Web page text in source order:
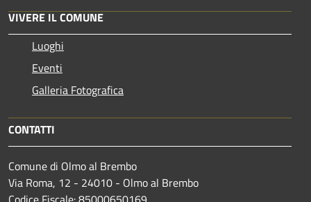
VIVERE IL COMUNE
Luoghi
Eventi
Galleria Fotografica
CONTATTI
Comune di Olmo al Brembo
Via Roma, 12 - 24010 - Olmo al Brembo